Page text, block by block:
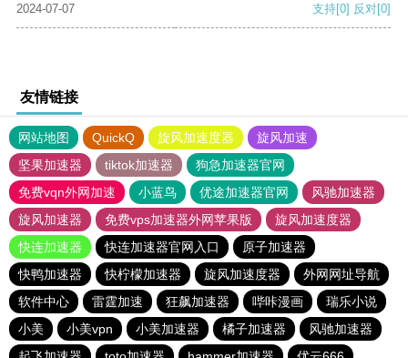
2024-07-07
支持[0] 反对[0]
友情链接
网站地图 QuickQ 旋风加速度器
旋风加速
坚果加速器
tiktok加速器
狗急加速器官网
免费vqn外网加速
小蓝鸟 优途加速器官网
风驰加速器
旋风加速器
免费vps加速器外网苹果版
旋风加速度器
快连加速器
快连加速器官网入口
原子加速器
快鸭加速器
快柠檬加速器 旋风加速度器
外网网址导航
软件中心
雷霆加速 狂飙加速器 哔咔漫画
瑞乐小说
小美
小美vpn 小美加速器 橘子加速器
风驰加速器